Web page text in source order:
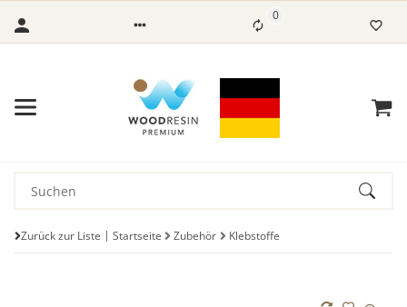
0
Zurück zur Liste Startseite Zubehör Klebstoffe